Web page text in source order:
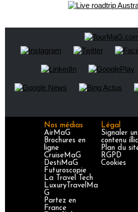
Nos médias
AirMaG
Brochures en
ligne
CruiseMaG
DestiMaG
Futuroscopie
La Travel Tech
LuxuryTravelMa
G
Partez en
France
Légal
Signaler un
contenu
Plan du
RGPD
Cookies